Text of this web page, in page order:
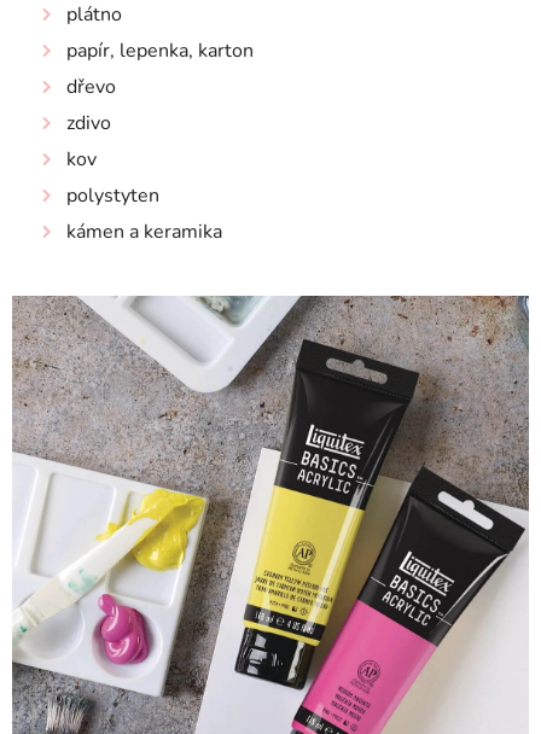
plátno
papír, lepenka, karton
dřevo
zdivo
kov
polystyten
kámen a keramika